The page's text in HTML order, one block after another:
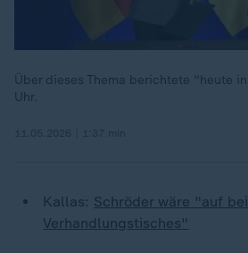
Über dieses Thema berichtete "heute
Uhr.
Kallas: Schröder wäre "auf
Verhandlungstisches"